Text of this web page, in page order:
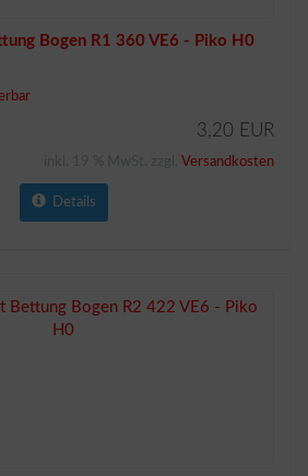
Bogen R1 360 VE6 - Piko H0
3,20 EUR
Versandkosten
Details